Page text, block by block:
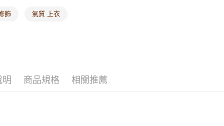
飾 氣質 上衣
明 商品規格 相關推薦